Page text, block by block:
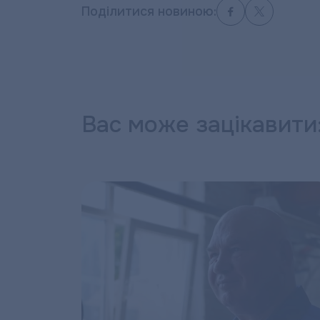
Поділитися новиною:
Вас може